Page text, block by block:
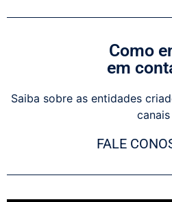
Como
em
Saiba sobre as entidades
canais
FALE